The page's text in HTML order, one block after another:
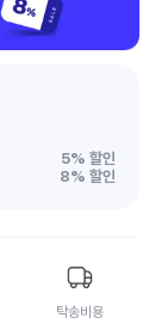
5% 할인
8% 할인
탁송비용